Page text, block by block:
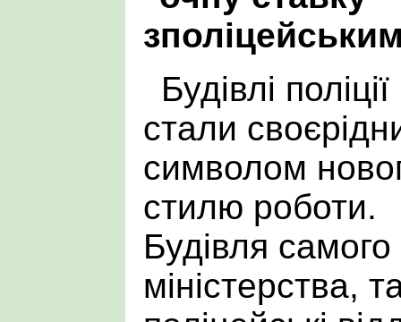
Будівлі поліції
стали
символом
стилю роботи.
Будівля самого
міністерства,